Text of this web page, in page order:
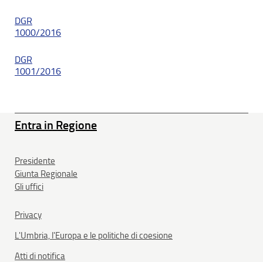
DGR
1000/2016
DGR
1001/2016
Entra in Regione
Presidente
Giunta Regionale
Gli uffici
Privacy
L'Umbria, l'Europa e le politiche di coesione
Atti di notifica